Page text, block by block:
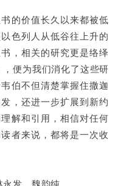
的价值长久以来都被低
色列人从低谷往上升的
，相关的研究更是络绎
便为我们消化了这些研
伯不但清楚掌握住撒迦
，还进一步扩展到新约
解和引用，相信对任何
者来说，都将是一次收